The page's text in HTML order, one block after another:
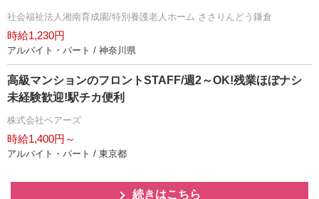
社会福祉法人湘南育成園/特別養護老人ホーム ささりんどう鎌倉
時給1,230円
アルバイト・パート / 神奈川県
高級マンションのフロントSTAFF/週2～OK!残業ほぼナシ
未経験歓迎!駅チカ便利
株式会社ベアーズ
時給1,400円～
アルバイト・パート / 東京都
続きはこちら